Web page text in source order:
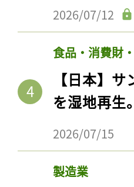
2026/07/12
食品・消費財
【日本】
を湿地再生
2026/07/15
製造業